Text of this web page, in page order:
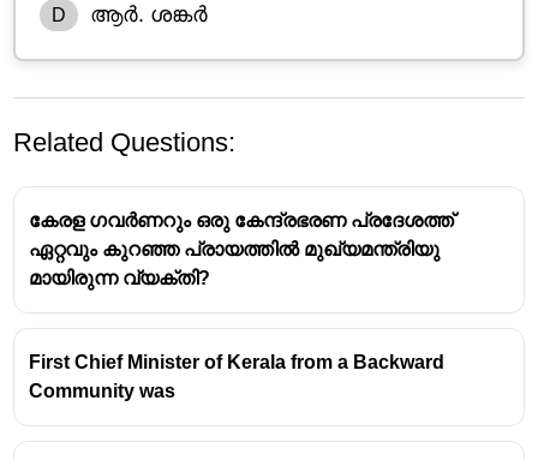
D ആർ. ശങ്കർ
Related Questions:
കേരള ഗവർണറും ഒരു കേന്ദ്രഭരണ പ്രദേശത്ത്
ഏറ്റവും കുറഞ്ഞ പ്രായത്തിൽ മുഖ്യമന്ത്രിയു
മായിരുന്ന വ്യക്തി?
First Chief Minister of Kerala from a Backward
Community was